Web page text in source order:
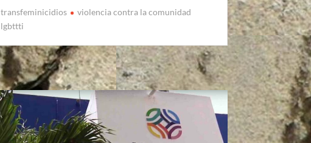
transfeminicidios
violencia contra la comunidad
lgbttti